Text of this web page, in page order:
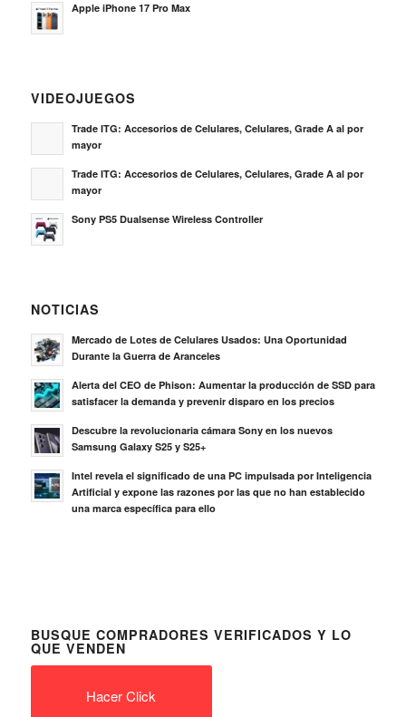
Apple iPhone 17 Pro Max
VIDEOJUEGOS
Trade ITG: Accesorios de Celulares, Celulares, Grade A al por
mayor
Trade ITG: Accesorios de Celulares, Celulares, Grade A al por
mayor
Sony PS5 Dualsense Wireless Controller
NOTICIAS
Mercado de Lotes de Celulares Usados: Una Oportunidad
Durante la Guerra de Aranceles
Alerta del CEO de Phison: Aumentar la producción de SSD para
satisfacer la demanda y prevenir disparo en los precios
Descubre la revolucionaria cámara Sony en los nuevos
Samsung Galaxy S25 y S25+
Intel revela el significado de una PC impulsada por Inteligencia
Artificial y expone las razones por las que no han establecido
una marca específica para ello
BUSQUE COMPRADORES VERIFICADOS Y LO
QUE VENDEN
Hacer Click